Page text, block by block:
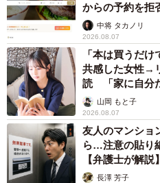
からの予約を拒
中将 タカノリ
2026.08.07
「本は買うだ
共感した女性→
読 「家に自分
山岡 もと子
2026.08.07
友人のマンショ
ら…注意の貼り
【弁護士が解説】
長澤 芳子